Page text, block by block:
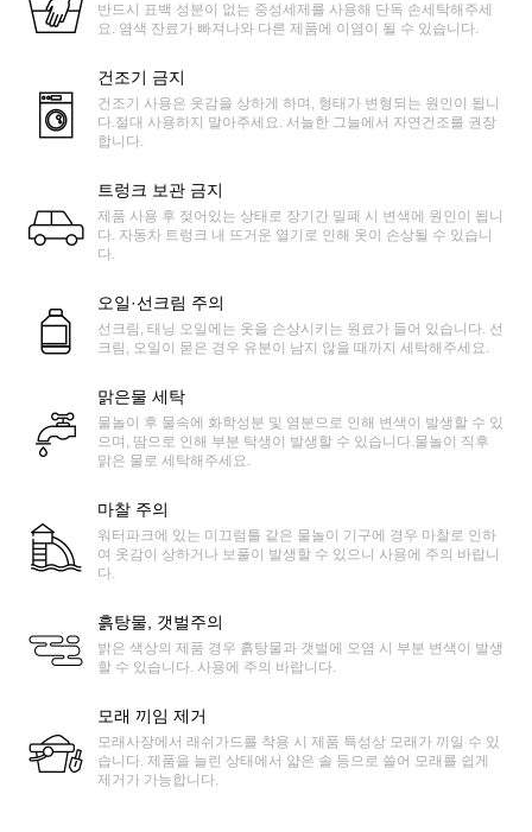
반드시 표백 성분이 없는 중성세제를 사용해 단독 손세탁해주세
요. 염색 잔료가 빠져나와 다른 제품에 이염이 될 수 있습니다.
건조기 금지
건조기 사용은 옷감을 상하게 하며, 형태가 변형되는 원인이 됩니
다.절대 사용하지 말아주세요. 서늘한 그늘에서 자연건조를 권장
합니다.
트렁크 보관 금지
제품 사용 후 젖어있는 상태로 장기간 밀폐 시 변색에 원인이 됩니
다. 자동차 트렁크 내 뜨거운 열기로 인해 옷이 손상될 수 있습니
다.
오일·선크림 주의
선크림, 태닝 오일에는 옷을 손상시키는 원료가 들어 있습니다. 선
크림, 오일이 묻은 경우 유분이 남지 않을 때까지 세탁해주세요.
맑은물 세탁
물놀이 후 물속에 화학성분 및 염분으로 인해 변색이 발생할 수 있
으며, 땀으로 인해 부분 탁생이 발생할 수 있습니다.물놀이 직후
맑은 물로 세탁해주세요.
마찰 주의
워터파크에 있는 미끄럼틀 같은 물놀이 기구에 경우 마찰로 인하
여 옷감이 상하거나 보풀이 발생할 수 있으니 사용에 주의 바랍니
다.
흙탕물, 갯벌주의
밝은 색상의 제품 경우 흙탕물과 갯벌에 오염 시 부분 변색이 발생
할 수 있습니다. 사용에 주의 바랍니다.
모래 끼임 제거
모래사장에서 래쉬가드를 착용 시 제품 특성상 모래가 끼일 수 있
습니다. 제품을 늘린 상태에서 얇은 솔 등으로 쓸어 모래를 쉽게
제거가 가능합니다.